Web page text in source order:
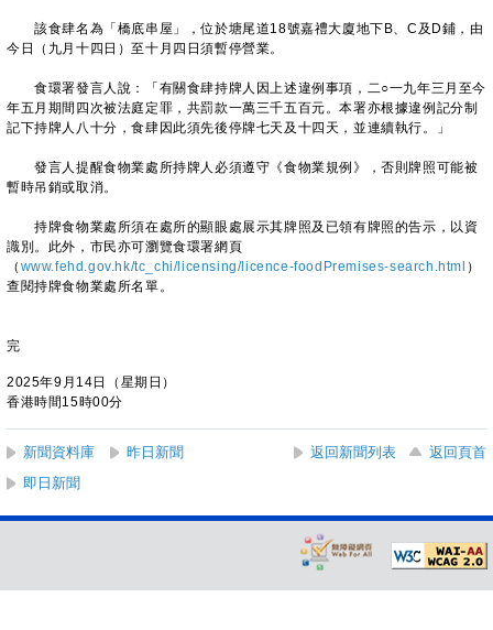
該食肆名為「橋底串屋」，位於塘尾道18號嘉禮大廈地下B、C及D鋪，由
今日（九月十四日）至十月四日須暫停營業。
食環署發言人說：「有關食肆持牌人因上述違例事項，二○一九年三月至今
年五月期間四次被法庭定罪，共罰款一萬三千五百元。本署亦根據違例記分制
記下持牌人八十分，食肆因此須先後停牌七天及十四天，並連續執行。」
發言人提醒食物業處所持牌人必須遵守《食物業規例》，否則牌照可能被
暫時吊銷或取消。
持牌食物業處所須在處所的顯眼處展示其牌照及已領有牌照的告示，以資
識別。此外，市民亦可瀏覽食環署網頁
（ www.fehd.gov.hk/tc_chi/licensing/licence-foodPremises-search.html ）
查閱持牌食物業處所名單。
完
2025年9月14日（星期日）
香港時間15時00分
新聞資料庫 昨日新聞 返回新聞列表
返回頁首
即日新聞